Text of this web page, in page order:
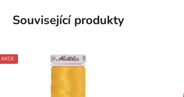
Související produkty
AKCE